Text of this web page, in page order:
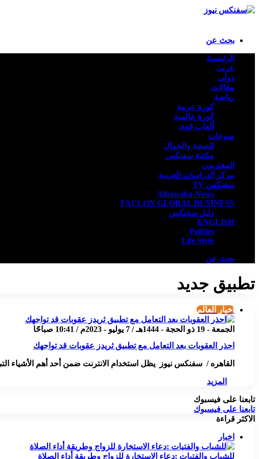
بحث عن
الرئيسية
عربى
دولى
مقالات
رياضة
كورة عربية
كورة عالمية
ألعاب قوى
منوعات
الصحة والجمال
مكتبة سفنكس
المغتربون
مركز الدراسات العربية
سفنكس TV
Albawaba-News
FACLON GLOBAL BUSINESS
دليل سفنكس
ENGLISH
Politics
Life Style
بحث عن
تطبيق جديد
أخبار العالم
الجمعة - 19 ذو الحجة - 1444هـ / 7 يوليو - 2023م / 10:41 صباحًا
احذر العقوبات بعد التعامل مع تطبيق ثريدز عقوبات قد تواجهك
القاهره / سفنكس نيوز يظل استخدام الانترنت ضمن أحد أهم الأشياء
المزيد
تابعنا على فيسبوك
تابعنا على فيسبوك
الاكثر قراءة
اخبار
للشباب والفتيات :دعاء الاستخارة للزواج وطريقة أداء الصلاة